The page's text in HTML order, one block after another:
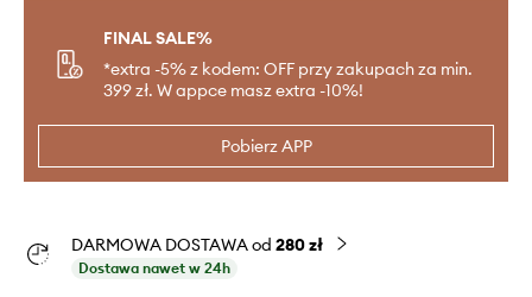
FINAL SALE%
*extra -5% z kodem: OFF przy zakupach za min.
399 zł. W appce masz extra -10%!
Pobierz APP
DARMOWA DOSTAWA od 280 zł
Dostawa nawet w 24h